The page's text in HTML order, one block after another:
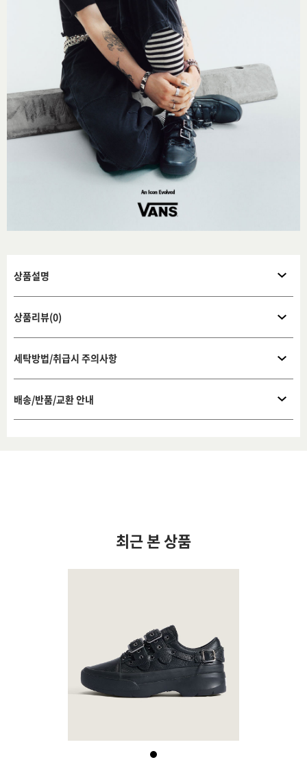
상품설명
상품리뷰(0)
세탁방법/취급시 주의사항
배송/반품/교환 안내
최근 본 상품